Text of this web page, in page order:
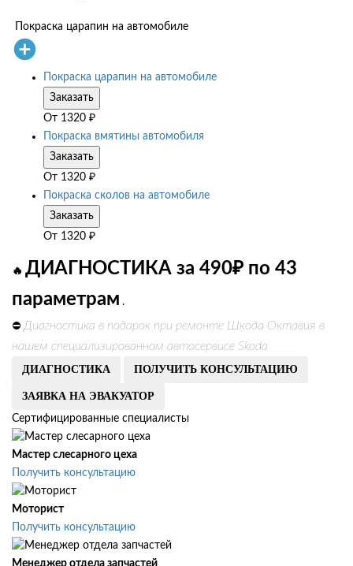
Покраска царапин на автомобиле
Покраска царапин на автомобиле
Заказать
От 1320 ₽
Покраска вмятины автомобиля
Заказать
От 1320 ₽
Покраска сколов на автомобиле
Заказать
От 1320 ₽
🔥 ДИАГНОСТИКА за 490₽ по 43
параметрам .
⛔ Диагностика в подарок при ремонте Шкода Октавия в
нашем специализированном автосервисе Skoda
ДИАГНОСТИКА ПОЛУЧИТЬ КОНСУЛЬТАЦИЮ
ЗАЯВКА НА ЭВАКУАТОР
Сертифицированные специалисты
Мастер слесарного цеха
Получить консультацию
Моторист
Получить консультацию
Менеджер отдела запчастей